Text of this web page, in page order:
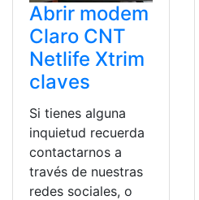
Abrir modem
Claro CNT
Netlife Xtrim
claves
Si tienes alguna
inquietud recuerda
contactarnos a
través de nuestras
redes sociales, o